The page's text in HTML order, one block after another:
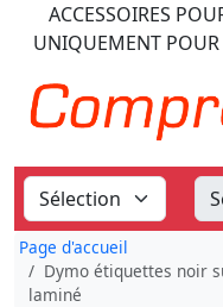
ACCESSOIRES
UNIQUEMENT POUR
Page d'accueil
Dymo étiquettes noir
laminé